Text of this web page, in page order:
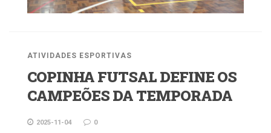
ATIVIDADES ESPORTIVAS
COPINHA FUTSAL DEFINE OS
CAMPEÕES DA TEMPORADA
2025-11-04 0